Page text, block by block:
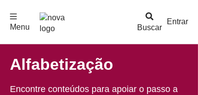
Buscar
Menu
Entrar
Alfabetização
Encontre conteúdos para apoiar o passo a